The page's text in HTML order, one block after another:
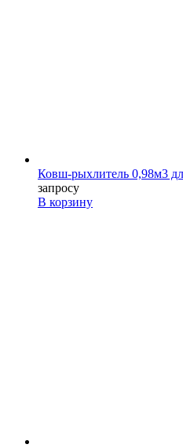
Ковш-рыхлитель 0,98м3
запросу
В корзину